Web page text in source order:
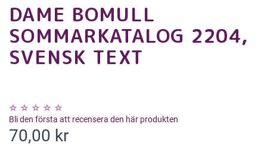
DAME BOMULL
SOMMARKATALOG 2204,
SVENSK TEXT
Bli den första att recensera den här produkten
70,00 kr